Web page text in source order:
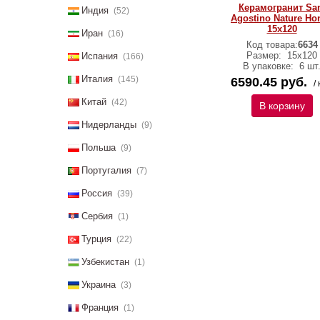
Индия (52)
Иран (16)
Испания (166)
Италия (145)
Китай (42)
Нидерланды (9)
Польша (9)
Португалия (7)
Россия (39)
Сербия (1)
Турция (22)
Узбекистан (1)
Украина (3)
Франция (1)
Керамогранит
Agostino Nature
15х120
Код товара:6634
Размер:
15х120
В упаковке: 6 шт.
6590.45 руб. /
В корзину